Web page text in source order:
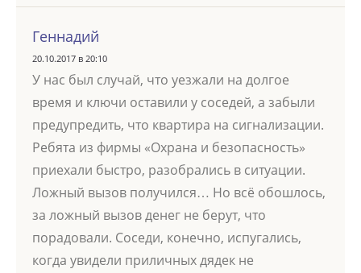
Геннадий
20.10.2017 в 20:10
У нас был случай, что уезжали на долгое
время и ключи оставили у соседей, а забыли
предупредить, что квартира на сигнализации.
Ребята из фирмы «Охрана и безопасность»
приехали быстро, разобрались в ситуации.
Ложный вызов получился… Но всё обошлось,
за ложный вызов денег не берут, что
порадовали. Соседи, конечно, испугались,
когда увидели приличных дядек не